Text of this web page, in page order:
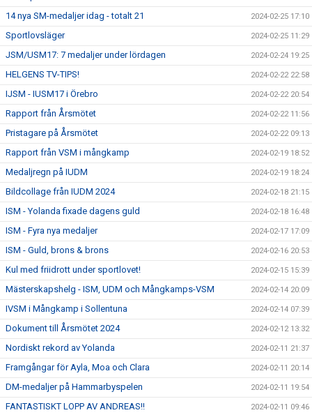
14 nya SM-medaljer idag - totalt 21 2024-02-25 17:10
Sportlovsläger 2024-02-25 11:29
JSM/USM17: 7 medaljer under lördagen 2024-02-24 19:25
HELGENS TV-TIPS! 2024-02-22 22:58
IJSM - IUSM17 i Örebro 2024-02-22 20:54
Rapport från Årsmötet 2024-02-22 11:56
Pristagare på Årsmötet 2024-02-22 09:13
Rapport från VSM i mångkamp 2024-02-19 18:52
Medaljregn på IUDM 2024-02-19 18:24
Bildcollage från IUDM 2024 2024-02-18 21:15
ISM - Yolanda fixade dagens guld 2024-02-18 16:48
ISM - Fyra nya medaljer 2024-02-17 17:09
ISM - Guld, brons & brons 2024-02-16 20:53
Kul med friidrott under sportlovet! 2024-02-15 15:39
Mästerskapshelg - ISM, UDM och Mångkamps-VSM 2024-02-14 20:09
IVSM i Mångkamp i Sollentuna 2024-02-14 07:39
Dokument till Årsmötet 2024 2024-02-12 13:32
Nordiskt rekord av Yolanda 2024-02-11 21:37
Framgångar för Ayla, Moa och Clara 2024-02-11 20:14
DM-medaljer på Hammarbyspelen 2024-02-11 19:54
FANTASTISKT LOPP AV ANDREAS!! 2024-02-11 09:46